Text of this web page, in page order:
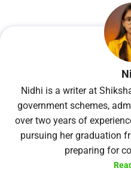
Nidhi is a writer at
government schemes,
over two years of
pursuing her graduation
preparing for